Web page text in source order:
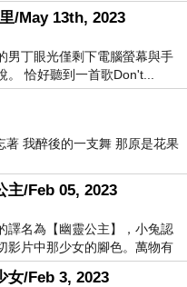
/May 13th, 2023
男丁眼光僅剩下電腦螢幕與手
恰好聽到一首歌Don't...
著 我醉後的一支舞 那原是花果
主/Feb 05, 2023
譯名為【幽靈公主】，小兔認
影片中那少女的腳色。萬物有
女/Feb 3, 2023